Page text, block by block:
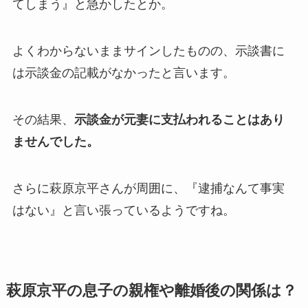
てしまう』と急かしたとか。
よくわからないままサインしたものの、示談書に
は示談金の記載がなかったと言います。
その結果、 示談金が元妻に支払われることはあり
ませんでした。
さらに萩原京平さんが周囲に、『逮捕なんて事実
はない』と言い張っているようですね。
萩原京平の息子の親権や離婚後の関係は？